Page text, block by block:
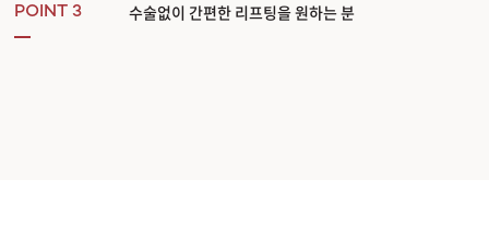
POINT 3 수술없이 간편한 리프팅을 원하는 분